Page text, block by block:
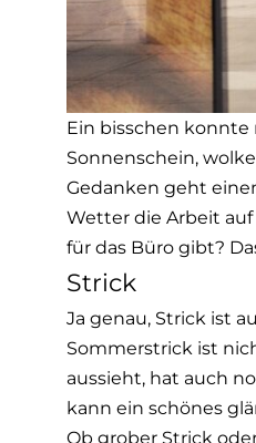
Ein bisschen konnte
Sonnenschein,
Gedanken geht
Wetter die Arbeit
für das Büro gibt?
Strick
Ja genau, Strick ist
Sommerstrick ist
aussieht, hat auch
kann ein schönes
Ob grober Strick